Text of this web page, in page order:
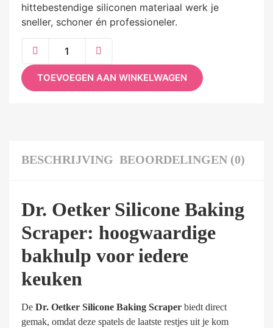
hittebestendige siliconen materiaal werk je
sneller, schoner én professioneler.
TOEVOEGEN AAN WINKELWAGEN
BESCHRIJVING BEOORDELINGEN (0)
Dr. Oetker Silicone Baking
Scraper: hoogwaardige
bakhulp voor iedere
keuken
De Dr. Oetker Silicone Baking Scraper biedt direct
gemak, omdat deze spatels de laatste restjes uit je kom